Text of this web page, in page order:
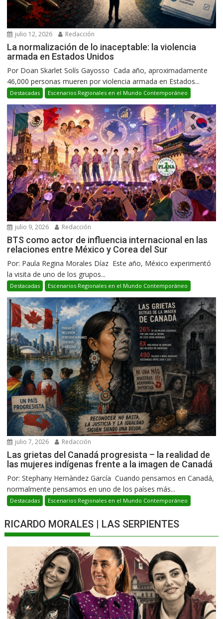
julio 12, 2026 Redacción
La normalización de lo inaceptable: la violencia
armada en Estados Unidos
Por Doan Skarlet Solís Gayosso Cada año, aproximadamente
46,000 personas mueren por violencia armada en Estados...
Destacadas Escenarios Regionales en el Mundo Contemporáneo
julio 9, 2026 Redacción
BTS como actor de influencia internacional en las
relaciones entre México y Corea del Sur
Por: Paula Regina Morales Díaz Este año, México experimentó
la visita de uno de los grupos...
Destacadas Escenarios Regionales en el Mundo Contemporáneo
julio 7, 2026 Redacción
Las grietas del Canadá progresista – la realidad de
las mujeres indígenas frente a la imagen de Canadá
Por: Stephany Hernàndez García Cuando pensamos en Canadá,
normalmente pensamos en uno de los países más...
Destacadas Escenarios Regionales en el Mundo Contemporáneo
RICARDO MORALES | LAS SERPIENTES